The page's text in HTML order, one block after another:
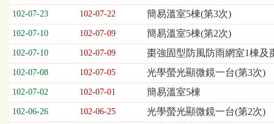
開
標
期、
截
標
日
期、
公
102-07-23 102-07-22 簡易溫室5棟(第3次)
102-07-10 102-07-09 簡易溫室5棟(第2次)
102-07-10 102-07-09 棗強固型防風防雨網室1棟及
102-07-08 102-07-05 光學螢光顯微鏡一台(第3次)
102-07-02 102-07-01 簡易溫室5棟
102-06-26 102-06-25 光學螢光顯微鏡一台(第2次)